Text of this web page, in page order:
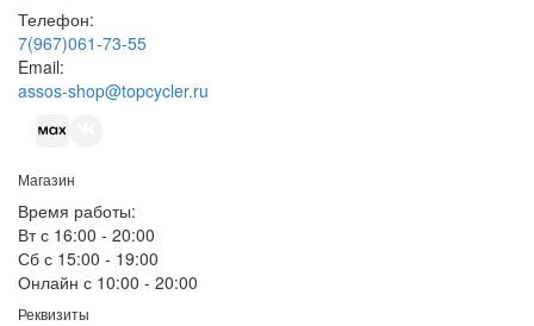
Телефон:
7(967)061-73-55
Email:
assos-shop@topcycler.ru
Магазин
Время работы:
Вт с 16:00 - 20:00
Сб с 15:00 - 19:00
Онлайн с 10:00 - 20:00
Реквизиты